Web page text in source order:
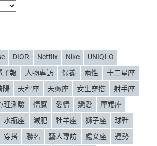
DIOR Netflix Nike
UNIQLO
子報 人物專訪 保養 兩性
十二星座
陽 天秤座 天蠍座 女生穿搭
射手座
理測驗 情感 愛情 戀愛
摩羯座
水瓶座 減肥 牡羊座 獅子座
球鞋
穿搭 聯名 藝人專訪 處女座
運勢